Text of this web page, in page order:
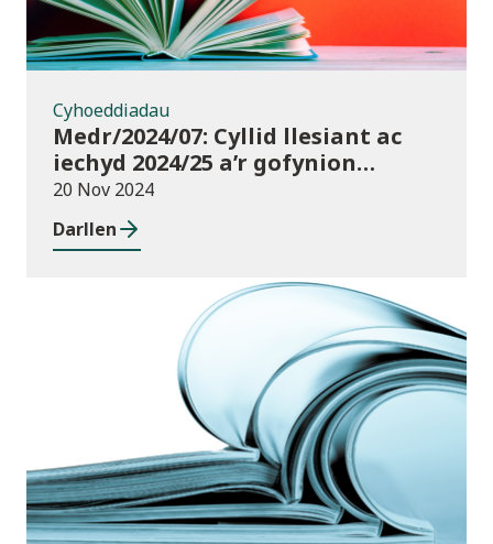
Cyhoeddiadau
Medr/2024/07: Cyllid llesiant ac
iechyd 2024/25 a’r gofynion
monitro
20 Nov 2024
Darllen
Newyddion